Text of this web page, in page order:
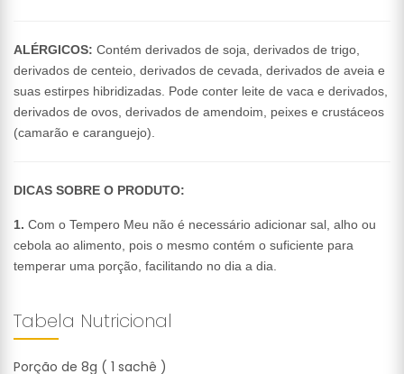
ALÉRGICOS: Contém derivados de soja, derivados de trigo,
derivados de centeio, derivados de cevada, derivados de aveia e
suas estirpes hibridizadas. Pode conter leite de vaca e derivados,
derivados de ovos, derivados de amendoim, peixes e crustáceos
(camarão e caranguejo).
DICAS SOBRE O PRODUTO:
1. Com o Tempero Meu não é necessário adicionar sal, alho ou
cebola ao alimento, pois o mesmo contém o suficiente para
temperar uma porção, facilitando no dia a dia.
Tabela Nutricional
Porção de 8g ( 1 sachê )